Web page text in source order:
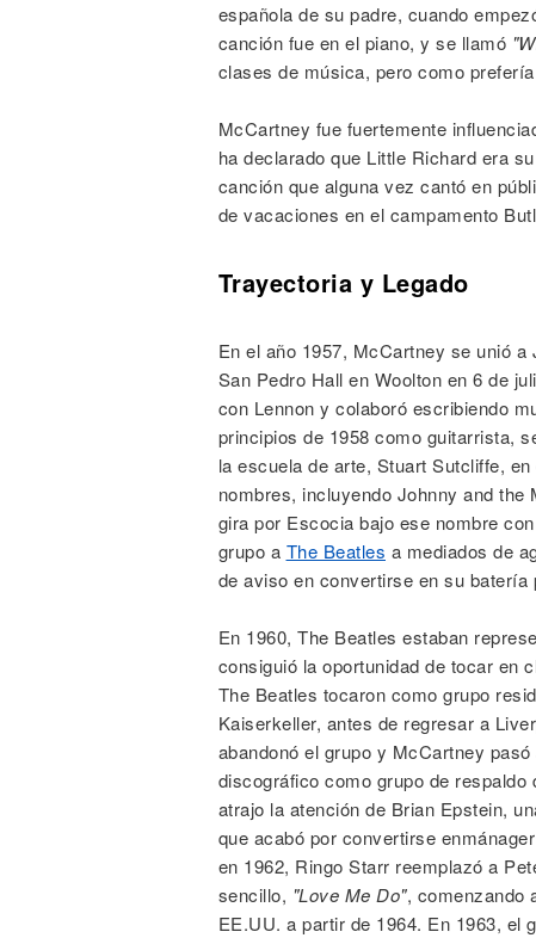
española de su padre, cuando
canción fue en el piano, y se llamó
clases de música, pero como
McCartney fue fuertemente
ha declarado que Little Richard era
canción que alguna vez cantó en
de vacaciones en el campamento
Trayectoria y Legado
En el año 1957, McCartney se unió
San Pedro Hall en Woolton en 6 de
con Lennon y colaboró escribiendo
principios de 1958 como guitarrista,
la escuela de arte, Stuart Sutcliffe,
nombres, incluyendo Johnny and
gira por Escocia bajo ese nombre
grupo a The Beatles a mediados de
de aviso en convertirse en su
En 1960, The Beatles estaban
consiguió la oportunidad de tocar en
The Beatles tocaron como grupo
Kaiserkeller, antes de regresar a
abandonó el grupo y McCartney
discográfico como grupo de respaldo
atrajo la atención de Brian Epstein,
que acabó por convertirse
en 1962, Ringo Starr reemplazó a
sencillo, "Love Me Do", comenzando
EE.UU. a partir de 1964. En 1963, el